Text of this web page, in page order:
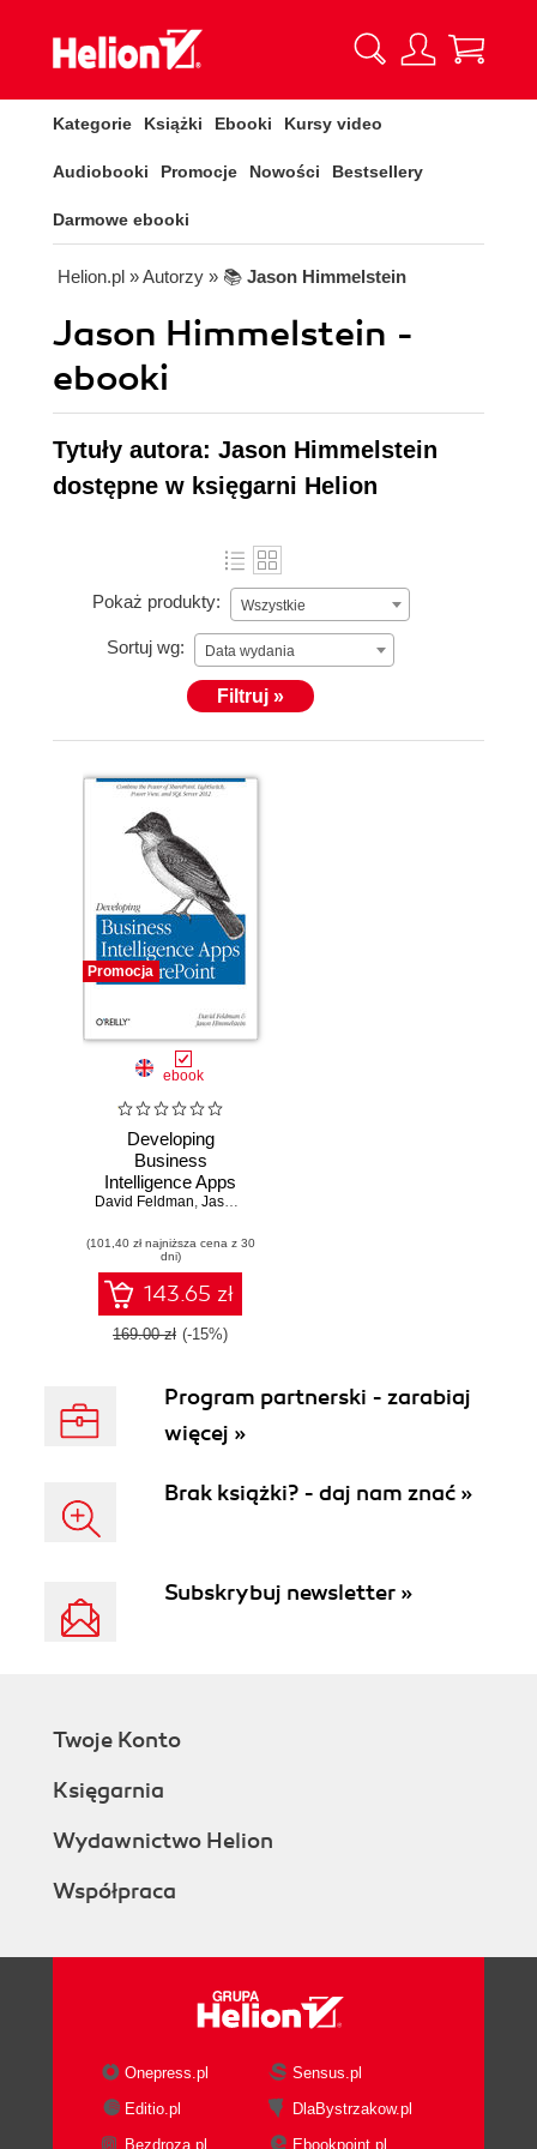
Kategorie Książki Ebooki Kursy video
Audiobooki Promocje Nowości Bestsellery
Darmowe ebooki
Helion.pl » Autorzy » 📚 Jason Himmelstein
Jason Himmelstein -
ebooki
Tytuły autora: Jason Himmelstein
dostępne w księgarni Helion
Pokaż produkty: Wszystkie
Sortuj wg: Data wydania
Filtruj »
Promocja
ebook
Developing
Business
Intelligence Apps
for SharePoint.
Power of
SharePoint,
LightSwitch, Power
View, and SQL
Server 2012
David Feldman, Jason Himmelstein
(101,40 zł najniższa cena z 30
dni)
143.65 zł
169.00 zł (-15%)
Program partnerski - zarabiaj
więcej »
Brak książki? - daj nam znać »
Subskrybuj newsletter »
Twoje Konto
Księgarnia
Wydawnictwo Helion
Współpraca
Onepress.pl
Sensus.pl
Editio.pl
DlaBystrzakow.pl
Bezdroza.pl
Ebookpoint.pl